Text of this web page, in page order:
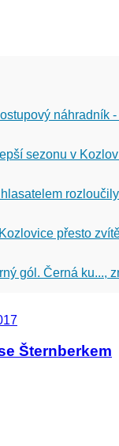
náhradník
sezonu v
přesto
gól. Černá ku...,
Šternberkem